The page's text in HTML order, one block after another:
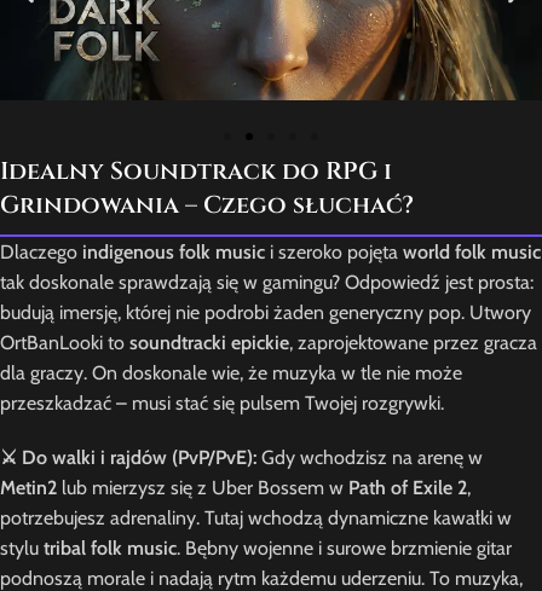
Idealny Soundtrack do RPG i
Grindowania – Czego słuchać?
Dlaczego indigenous folk music i szeroko pojęta world folk music
tak doskonale sprawdzają się w gamingu? Odpowiedź jest prosta:
budują imersję, której nie podrobi żaden generyczny pop. Utwory
OrtBanLooki to soundtracki epickie, zaprojektowane przez gracza
dla graczy. On doskonale wie, że muzyka w tle nie może
przeszkadzać – musi stać się pulsem Twojej rozgrywki.
⚔️ Do walki i rajdów (PvP/PvE): Gdy wchodzisz na arenę w
Metin2 lub mierzysz się z Uber Bossem w Path of Exile 2,
potrzebujesz adrenaliny. Tutaj wchodzą dynamiczne kawałki w
stylu tribal folk music. Bębny wojenne i surowe brzmienie gitar
podnoszą morale i nadają rytm każdemu uderzeniu. To muzyka,